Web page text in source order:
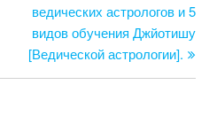
ведических астрологов и 5
видов обучения Джйотишу
[Ведической астрологии].